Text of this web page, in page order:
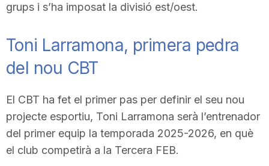
grups i s’ha imposat la divisió est/oest.
Toni Larramona, primera pedra
del nou CBT
El CBT ha fet el primer pas per definir el seu nou
projecte esportiu, Toni Larramona serà l’entrenador
del primer equip la temporada 2025-2026, en què
el club competirà a la Tercera FEB.